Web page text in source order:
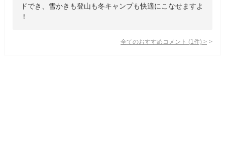
ドでき、雪かきも登山も冬キャンプも快適にこなせますよ
！
全てのおすすめコメント (1 件) >